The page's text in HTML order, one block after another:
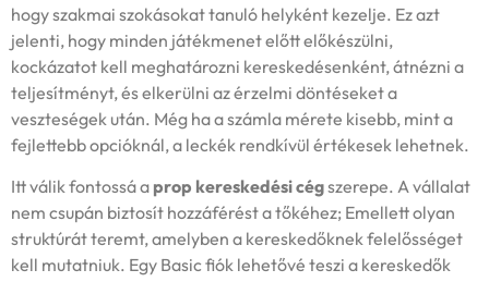
hogy szakmai szokásokat tanuló helyként kezelje. Ez azt
jelenti, hogy minden játékmenet előtt előkészülni,
kockázatot kell meghatározni kereskedésenként, átnézni a
teljesítményt, és elkerülni az érzelmi döntéseket a
veszteségek után. Még ha a számla mérete kisebb, mint a
fejlettebb opcióknál, a leckék rendkívül értékesek lehetnek.
Itt válik fontossá a prop kereskedési cégszerepe. A vállalat
nem csupán biztosít hozzáférést a tőkéhez; Emellett olyan
struktúrát teremt, amelyben a kereskedőknek felelősséget
kell mutatniuk. Egy Basic fiók lehetővé teszi a kereskedők